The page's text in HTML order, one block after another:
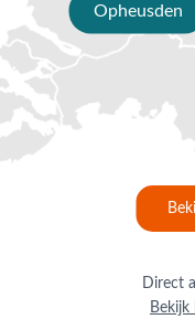
Opheusden
Direct
Bekijk